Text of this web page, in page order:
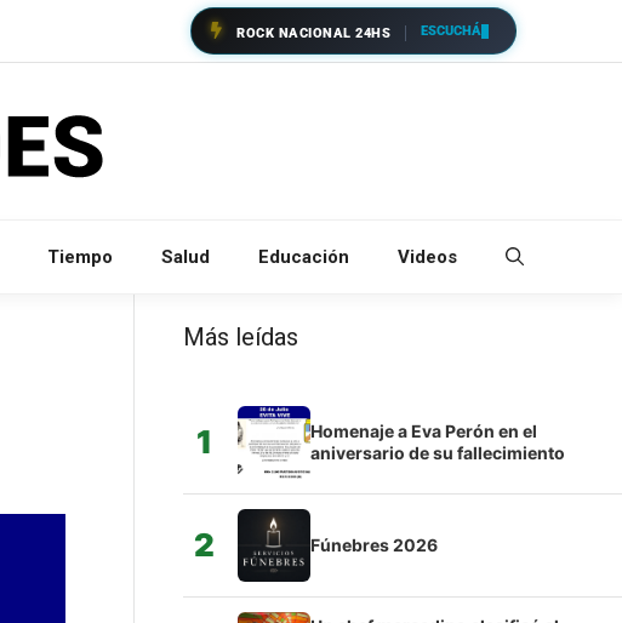
ROCK NACIONAL 24HS ESCUCHÁ
Tiempo Salud Educación Videos
Más leídas
1
Homenaje a Eva Perón en el
aniversario de su fallecimiento
2 Fúnebres 2026